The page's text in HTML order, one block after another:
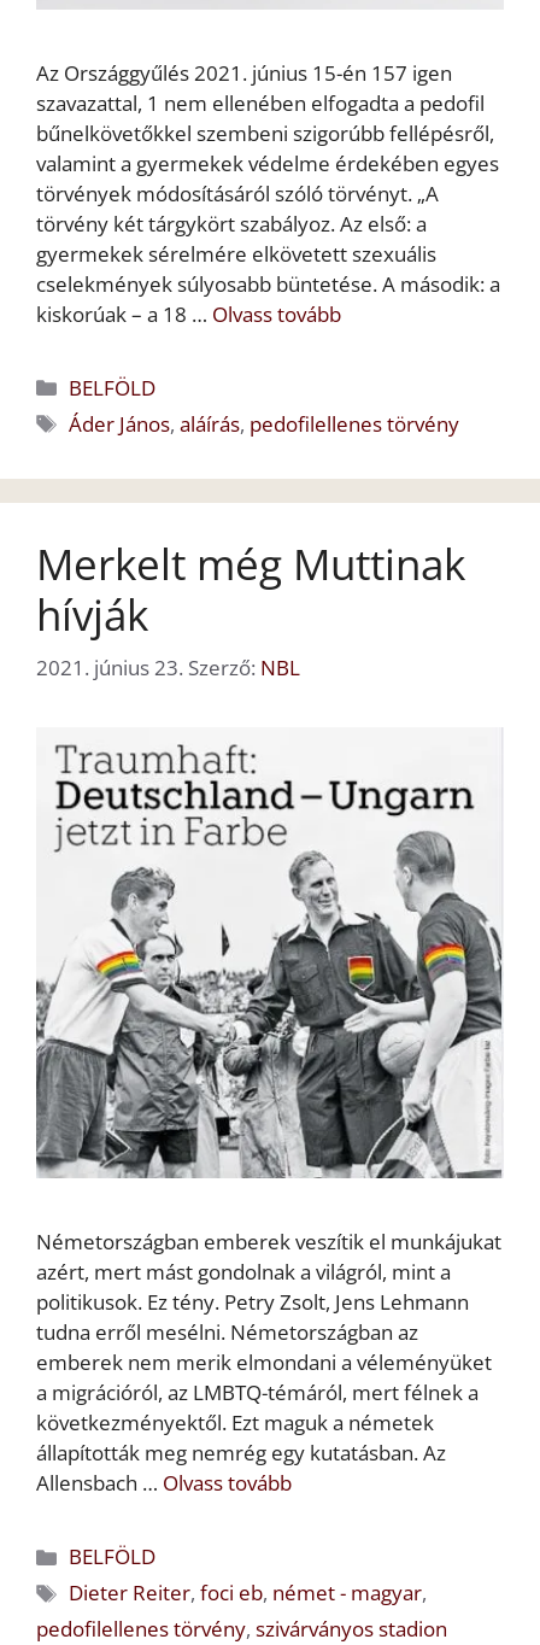
Az Országgyűlés 2021. június 15-én 157 igen
szavazattal, 1 nem ellenében elfogadta a pedofil
bűnelkövetőkkel szembeni szigorúbb fellépésről,
valamint a gyermekek védelme érdekében egyes
törvények módosításáról szóló törvényt. „A
törvény két tárgykört szabályoz. Az első: a
gyermekek sérelmére elkövetett szexuális
cselekmények súlyosabb büntetése. A második: a
kiskorúak – a 18 … Olvass tovább
Kategória
BELFÖLD
Címkék
Áder János,aláírás, pedofilellenes törvény
Merkelt még Muttinak
hívják
2021. június 23. Szerző: NBL
Németországban emberek veszítik el munkájukat
azért, mert mást gondolnak a világról, mint a
politikusok. Ez tény. Petry Zsolt, Jens Lehmann
tudna erről mesélni. Németországban az
emberek nem merik elmondani a véleményüket
a migrációról, az LMBTQ-témáról, mert félnek a
következményektől. Ezt maguk a németek
állapították meg nemrég egy kutatásban. Az
Allensbach … Olvass tovább
Kategória
BELFÖLD
Címkék
Dieter Reiter,foci eb, német - magyar,
pedofilellenes törvény, szivárványos stadion